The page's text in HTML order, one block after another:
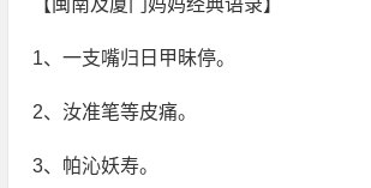
【闽南及厦门妈妈经典语录】
1、一支嘴归日甲昧停。
2、汝准笔等皮痛。
3、帕沁妖寿。